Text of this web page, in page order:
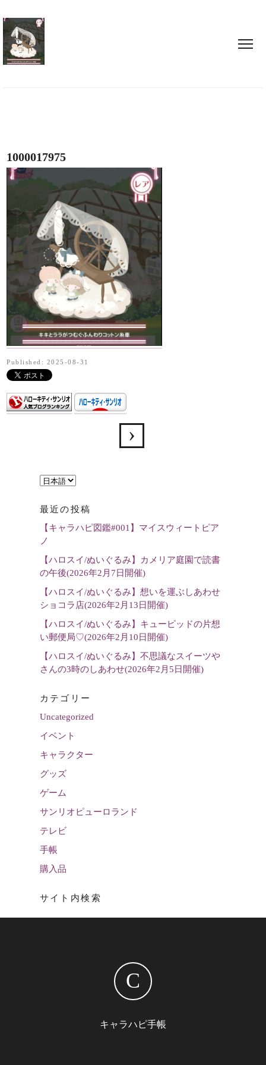
1000017975
Published: 2025-08-31
言
を
選
最近の投稿
【キャラハピ図鑑#001】マイスウィートピア
ノ
【ハロスイ/ぬいぐるみ】カメリア庭園で読書
の午後(2026年2月7日開催)
【ハロスイ/ぬいぐるみ】想いを運ぶしあわせ
ショコラ店(2026年2月13日開催)
【ハロスイ/ぬいぐるみ】キューピッドの片想
い郵便局♡(2026年2月10日開催)
【ハロスイ/ぬいぐるみ】不思議なスイーツや
さんの3時のしあわせ(2026年2月5日開催)
カテゴリー
Uncategorized
イベント
キャラクター
グッズ
ゲーム
サンリオピューロランド
テレビ
手帳
購入品
サイト内検索
C
キャラハピ手帳